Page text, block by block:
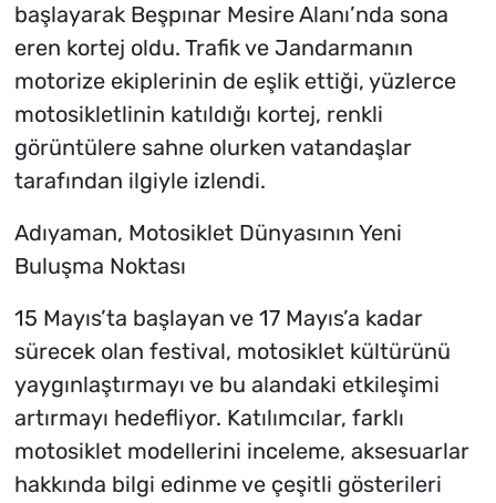
başlayarak Beşpınar Mesire Alanı’nda sona
eren kortej oldu. Trafik ve Jandarmanın
motorize ekiplerinin de eşlik ettiği, yüzlerce
motosikletlinin katıldığı kortej, renkli
görüntülere sahne olurken vatandaşlar
tarafından ilgiyle izlendi.
Adıyaman, Motosiklet Dünyasının Yeni
Buluşma Noktası
15 Mayıs’ta başlayan ve 17 Mayıs’a kadar
sürecek olan festival, motosiklet kültürünü
yaygınlaştırmayı ve bu alandaki etkileşimi
artırmayı hedefliyor. Katılımcılar, farklı
motosiklet modellerini inceleme, aksesuarlar
hakkında bilgi edinme ve çeşitli gösterileri